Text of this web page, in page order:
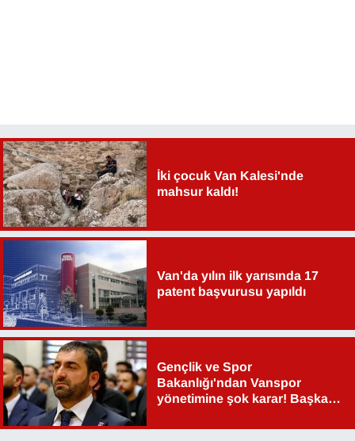
İki çocuk Van Kalesi'nde
mahsur kaldı!
Van'da yılın ilk yarısında 17
patent başvurusu yapıldı
Gençlik ve Spor
Bakanlığı'ndan Vanspor
yönetimine şok karar! Başkan